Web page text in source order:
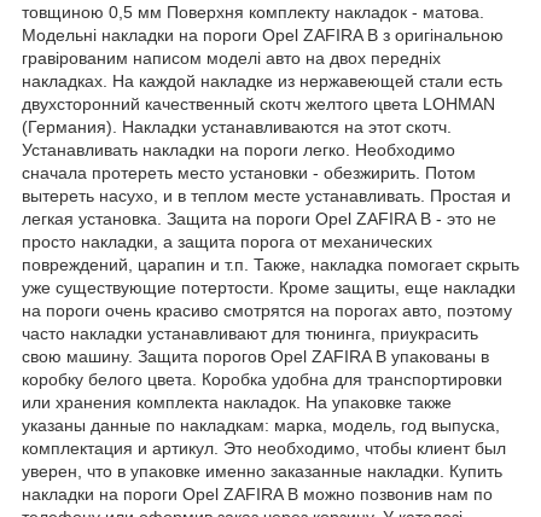
товщиною 0,5 мм Поверхня комплекту накладок - матова.
Модельні накладки на пороги Opel ZAFIRA B з оригінальною
гравірованим написом моделі авто на двох передніх
накладках. На каждой накладке из нержавеющей стали есть
двухсторонний качественный скотч желтого цвета LOHMAN
(Германия). Накладки устанавливаются на этот скотч.
Устанавливать накладки на пороги легко. Необходимо
сначала протереть место установки - обезжирить. Потом
вытереть насухо, и в теплом месте устанавливать. Простая и
легкая установка. Защита на пороги Opel ZAFIRA B - это не
просто накладки, а защита порога от механических
повреждений, царапин и т.п. Также, накладка помогает скрыть
уже существующие потертости. Кроме защиты, еще накладки
на пороги очень красиво смотрятся на порогах авто, поэтому
часто накладки устанавливают для тюнинга, приукрасить
свою машину. Защита порогов Opel ZAFIRA B упакованы в
коробку белого цвета. Коробка удобна для транспортировки
или хранения комплекта накладок. На упаковке также
указаны данные по накладкам: марка, модель, год выпуска,
комплектация и артикул. Это необходимо, чтобы клиент был
уверен, что в упаковке именно заказанные накладки. Купить
накладки на пороги Opel ZAFIRA B можно позвонив нам по